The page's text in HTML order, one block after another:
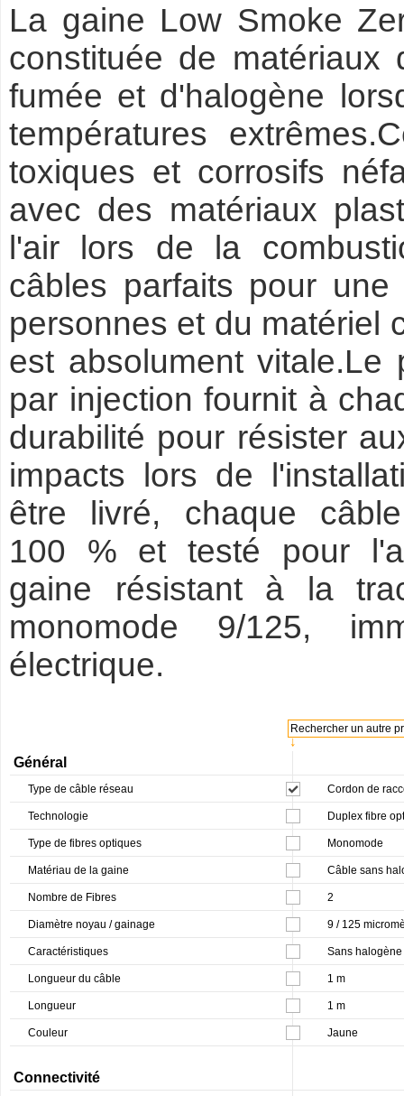
La gaine Low Smoke
constituée de matériaux
fumée et d'halogène
températures
toxiques et corrosifs
avec des matériaux
l'air lors de la
câbles parfaits pour
personnes et du matériel
est absolument vitale.Le
par injection fournit à
durabilité pour résister
impacts lors de
être livré, chaque
100 % et testé pour
gaine résistant à la
monomode 9/125,
électrique.
↓
Rechercher un autre
Général
Type de câble réseau Cordon de
Technologie Duplex fibre
Type de fibres optiques Monomode
Matériau de la gaine Câble sans
Nombre de Fibres 2
Diamètre noyau / gainage 9 / 125
Caractéristiques Sans halogène
Longueur du câble 1 m
Longueur 1 m
Couleur Jaune
Connectivité